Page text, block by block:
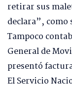
retirar sus
declara”, como
Tampoco
General de
presentó
El Servicio